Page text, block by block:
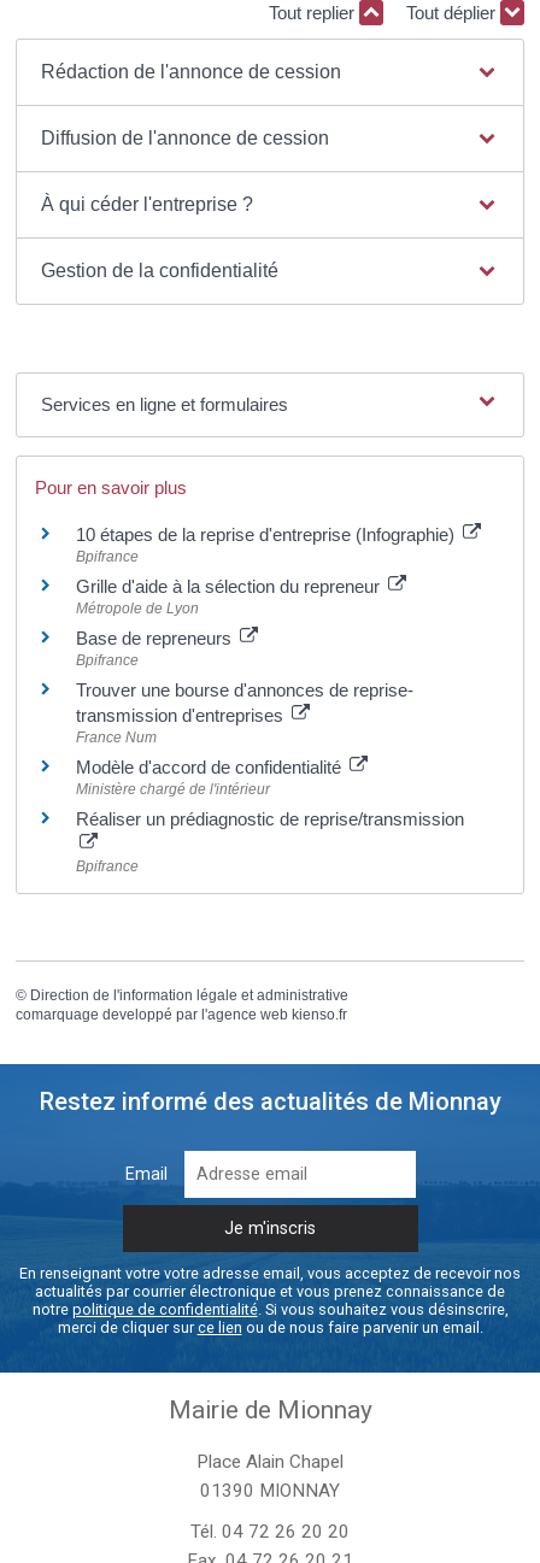
Tout replier Tout déplier
Rédaction de l'annonce de cession
Diffusion de l'annonce de cession
À qui céder l'entreprise ?
Gestion de la confidentialité
Services en ligne et formulaires
Pour en savoir plus
10 étapes de la reprise d'entreprise (Infographie)
Bpifrance
Grille d'aide à la sélection du repreneur
Métropole de Lyon
Base de repreneurs
Bpifrance
Trouver une bourse d'annonces de reprise-
transmission d'entreprises
France Num
Modèle d'accord de confidentialité
Ministère chargé de l'intérieur
Réaliser un prédiagnostic de reprise/transmission
Bpifrance
© Direction de l'information légale et administrative
comarquage developpé par l'agence web kienso.fr
Restez informé des actualités de Mionnay
Email
En renseignant votre votre adresse email, vous acceptez de recevoir nos
actualités par courrier électronique et vous prenez connaissance de
notre politique de confidentialité. Si vous souhaitez vous désinscrire,
merci de cliquer surce lien ou de nous faire parvenir un email.
Mairie de Mionnay
Place Alain Chapel
01390 MIONNAY
Tél. 04 72 26 20 20